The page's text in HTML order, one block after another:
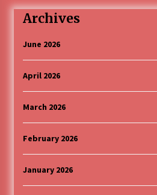
4 months ago
Karatisti
Archives
June 2026
April 2026
March 2026
February 2026
January 2026